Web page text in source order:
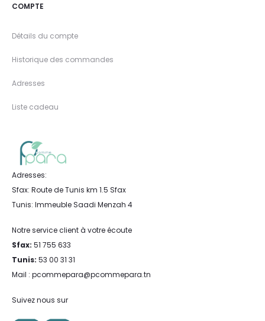
COMPTE
Détails du compte
Historique des commandes
Adresses
Liste cadeau
Adresses:
Sfax: Route de Tunis km 1.5 Sfax
Tunis: Immeuble Saadi Menzah 4
Notre service client à votre écoute
Sfax: 51 755 633
Tunis: 53 00 31 31
Mail : pcommepara@pcommepara.tn
Suivez nous sur